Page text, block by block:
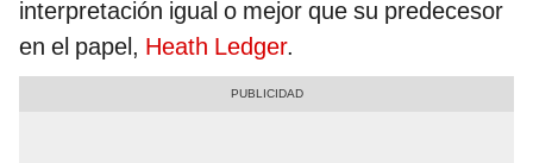
interpretación igual o mejor que su predecesor
en el papel, Heath Ledger.